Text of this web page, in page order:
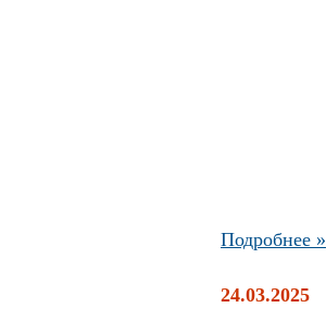
Подробнее »
24.03.2025